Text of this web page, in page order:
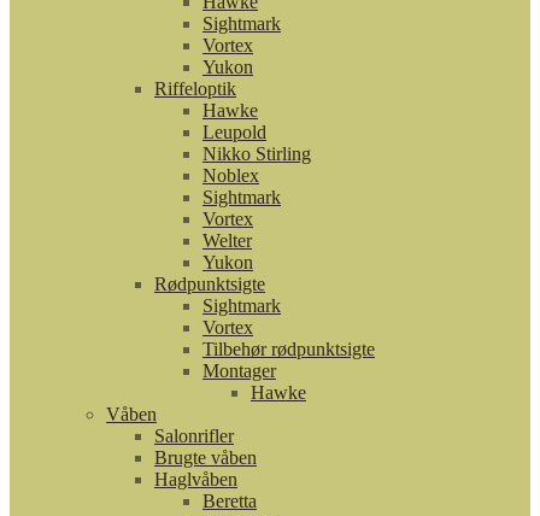
Sightmark
Vortex
Yukon
Riffeloptik
Hawke
Leupold
Nikko Stirling
Noblex
Sightmark
Vortex
Welter
Yukon
Rødpunktsigte
Sightmark
Vortex
Tilbehør rødpunktsigte
Montager
Hawke
Våben
Salonrifler
Brugte våben
Haglvåben
Beretta